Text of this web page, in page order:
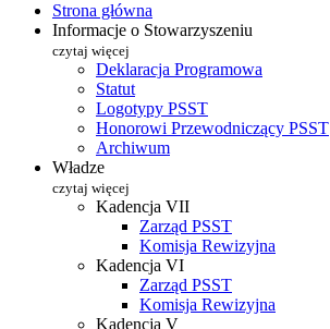
Strona główna
Informacje o Stowarzyszeniu
czytaj więcej
Deklaracja Programowa
Statut
Logotypy PSST
Honorowi Przewodniczący PSST
Archiwum
Władze
czytaj więcej
Kadencja VII
Zarząd PSST
Komisja Rewizyjna
Kadencja VI
Zarząd PSST
Komisja Rewizyjna
Kadencja V